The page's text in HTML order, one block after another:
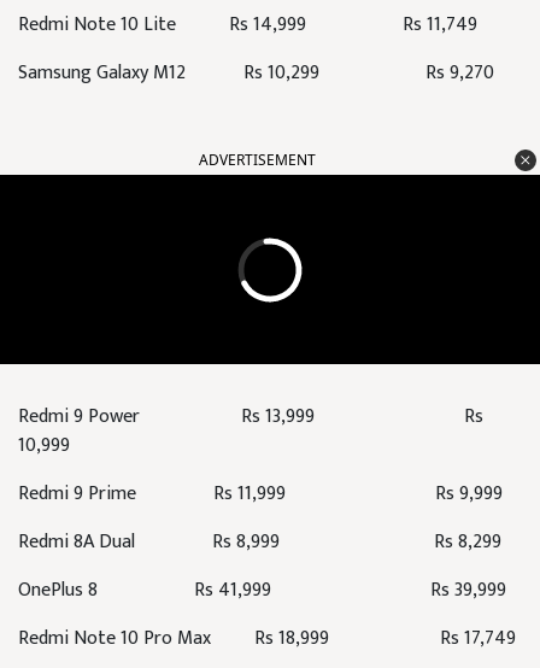
Redmi Note 10 Lite Rs 14,999 Rs 11,749
Samsung Galaxy M12 Rs 10,299 Rs 9,270
ADVERTISEMENT
Redmi 9 Power Rs 13,999 Rs
10,999
Redmi 9 Prime Rs 11,999 Rs 9,999
Redmi 8A Dual Rs 8,999 Rs 8,299
OnePlus 8 Rs 41,999 Rs 39,999
Redmi Note 10 Pro Max Rs 18,999 Rs 17,749